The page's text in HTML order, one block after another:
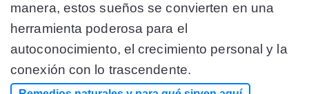
manera, estos sueños se convierten en una
herramienta poderosa para el
autoconocimiento, el crecimiento personal y la
conexión con lo trascendente.